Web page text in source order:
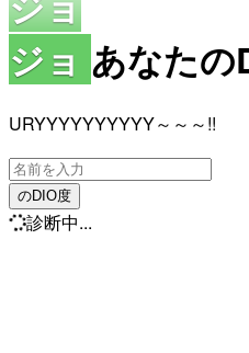
ジョ あなたの
URYYYYYYYYYY～～～!!
のDIO度
診断中...